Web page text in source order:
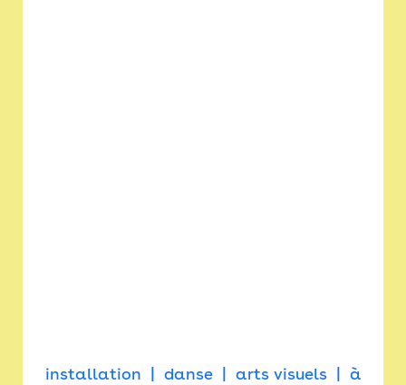
installation danse arts visuels
à